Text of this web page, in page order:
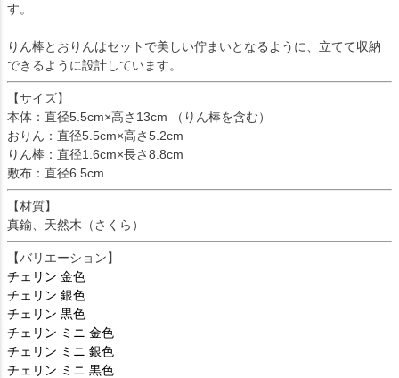
す。
りん棒とおりんはセットで美しい佇まいとなるように、立てて収納
できるように設計しています。
【サイズ】
本体：直径5.5cm×高さ13cm （りん棒を含む）
おりん：直径5.5cm×高さ5.2cm
りん棒：直径1.6cm×長さ8.8cm
敷布：直径6.5cm
【材質】
真鍮、天然木（さくら）
【バリエーション】
チェリン 金色
チェリン 銀色
チェリン 黒色
チェリン ミニ 金色
チェリン ミニ 銀色
チェリン ミニ 黒色